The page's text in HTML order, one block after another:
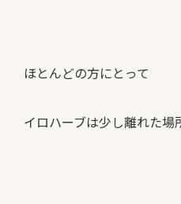
ほとんどの方にとって
イロハーブは少し離れた場